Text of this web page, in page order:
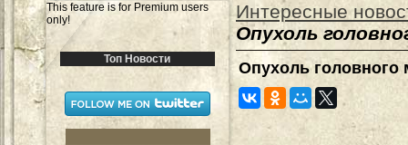
This feature is for Premium users
only!
Топ Новости
Интересные
Опухоль
Опухоль головного